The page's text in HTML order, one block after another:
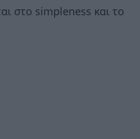
στο simpleness και το